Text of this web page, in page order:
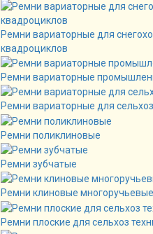
Ремни вариаторные для
квадроциклов
Ремни вариаторные
Ремни вариаторные для
Ремни поликлиновые
Ремни зубчатые
Ремни клиновые многоручьевые
Ремни плоские для сельхоз